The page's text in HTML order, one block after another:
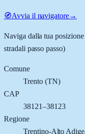
🧭Avvia il navigatore→
Naviga dalla tua
stradali passo passo)
Comune
Trento(TN)
CAP
38121–38123
Regione
Trentino-Alto